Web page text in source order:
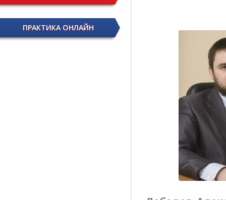
ПРАКТИКА ОНЛАЙН